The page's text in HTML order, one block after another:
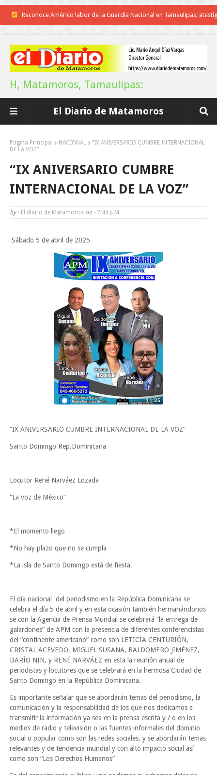
Reconoce Américo labor de la Guardia Nacional en Tamaulipas;
Brindará Familia UAT un moderno espacio con sentido humano en
A Tamaulipas…le llueve sobre mojado
Instala Sector Salud Comité Estatal de Calidad en Salud para
Tam”
Martes en Tu Colonia Renovado acerca servicios y atención directa a
familias de Matamoros
La ONU publica Segundo Informe Subnacional de Tamaulipas
Disney reconoce a nivel mundial talento de estudiante de la UAT
Ayuntamiento entrega apoyos del programa "Ruta Segura,
la Educación"
H, Matamoros, Tamaulipas:
El Diario de Matamoros
Página Principal NACIONAL
“IX ANIVERSARIO CUMBRE INTERNACIONAL
DE LA VOZ”
“IX ANIVERSARIO CUMBRE
INTERNACIONAL DE LA VOZ”
by - El diario de Matamoros on - 7:44 P.m.
Sábado 5 de abril de 2025
“IX ANIVERSARIO CUMBRE INTERNACIONAL DE LA VOZ”
Santo Domingo Rep.Dominicana
Locutor René Narváez Lozada
“La voz de México”
*El momento llego
*No hay plazo que no se cumpla
*La isla de Santo Domingo está de fiesta.
El día nacional del periodismo en la República Dominicana se
celebra el día 5 de abril y en esta ocasión también hermanándonos
se con la Agencia de Prensa Mundial se celebrará “la entrega de
galardones” de APM con la presencia de diferentes conferencistas
del “continente americano” como son LETICIA CENTURIÓN,
CRISTAL ACEVEDO, MIGUEL SUSANA, BALDOMERO JIMÉNEZ,
DARÍO NIN, y RENÉ NARVÁEZ en esta la reunión anual de
periodistas y locutores que se celebrará en la hermosa Ciudad de
Santo Domingo en la República Dominicana.
Es importante señalar que se abordarán temas del periodismo, la
comunicación y la responsabilidad de los que nos dedicamos a
transmitir la información ya sea en la prensa escrita y / o en los
medios de radio y televisión o las fuentes informales del dominio
social o popular como son las redes sociales, y se abordarán temas
relevantes y de tendencia mundial y con alto impacto social así
como son “Los Derechos Humanos”